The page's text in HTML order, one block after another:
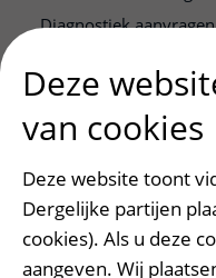
Diagnostiek aanvragen
Service, contact en
Contact
Wat is uw ervaring
Adres en route
Parkeren
Deze
van cookies
Deze website toont
Dergelijke partijen
cookies). Als u deze
aangeven. Wij